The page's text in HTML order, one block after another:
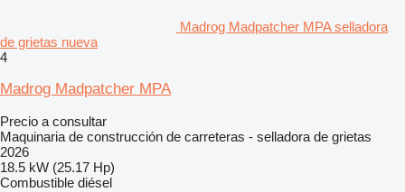
Madrog Madpatcher MPA selladora
de grietas nueva
4
Madrog Madpatcher MPA
Precio a consultar
Maquinaria de construcción de carreteras - selladora de grietas
2026
18.5 kW (25.17 Hp)
Combustible diésel